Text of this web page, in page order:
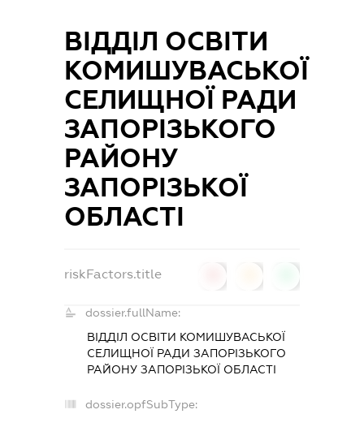
ВІДДІЛ ОСВІТИ
КОМИШУВАСЬКОЇ
СЕЛИЩНОЇ РАДИ
ЗАПОРІЗЬКОГО
РАЙОНУ
ЗАПОРІЗЬКОЇ
ОБЛАСТІ
riskFactors.title
dossier.fullName:
ВІДДІЛ ОСВІТИ КОМИШУВАСЬКОЇ
СЕЛИЩНОЇ РАДИ ЗАПОРІЗЬКОГО
РАЙОНУ ЗАПОРІЗЬКОЇ ОБЛАСТІ
dossier.opfSubType: